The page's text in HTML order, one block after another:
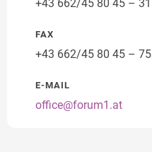
+43 662/45 80 45 – 31
FAX
+43 662/45 80 45 – 75
E-MAIL
office@forum1.at